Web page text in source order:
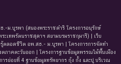
ม.บูรพา (สนองพระราชดำริ โครงการอนุรักษ์
ะเทพรัตนราชสุดาฯ สยามบรมราชกุมารี) | เว็บ
ตลอดชีวิต อพ.สธ.- ม.บูรพา | โครงการการจัดทํา
ภาคตะวันออก | โครงการฐานข้อมูลพรรณไม้พื้นเมือง
ย่อยที่ 4 ฐานข้อมูลทรัพยากร กุ้ง กั้ง และปู บริเวณ